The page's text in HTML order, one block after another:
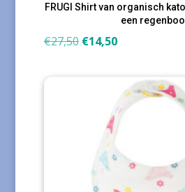
FRUGI Shirt van organisch
een
€27,50 Oorspronkelijke
€14,50Huidige
€14,50.